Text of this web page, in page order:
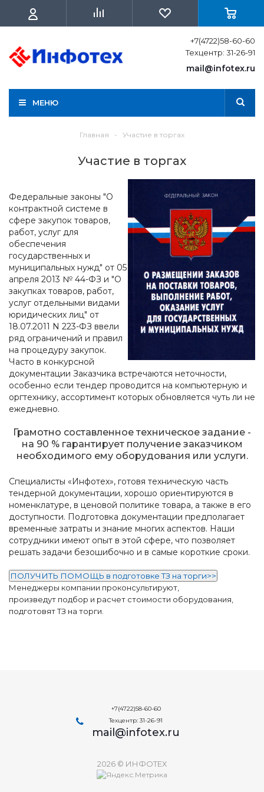
+7(4722)58-60-60
Техцентр: 31-26-91
mail@infotex.ru
МЕНЮ
Главная - Участие в торгах
Участие в торгах
Федеральные законы "О
контрактной системе в
сфере закупок товаров,
работ, услуг для
обеспечения
государственных и
муниципальных нужд" от 05
апреля 2013 № 44-ФЗ и "О
закупках товаров, работ,
услуг отдельными видами
юридических лиц" от
18.07.2011 N 223-ФЗ ввели
ряд ограничений и правил
на процедуру закупок.
Часто в конкурсной
документации Заказчика встречаются неточности,
особенно если тендер проводится на компьютерную и
оргтехнику, ассортимент которых обновляется чуть ли не
ежедневно.
Грамотно составленное техническое задание -
на 90 % гарантирует получение заказчиком
необходимого ему оборудования или услуги.
Специалисты «Инфотех», готовя техническую часть
тендерной документации, хорошо ориентируются в
номенклатуре, в ценовой политике товара, а также в его
доступности. Подготовка документации предполагает
временные затраты и знание многих аспектов. Наши
сотрудники имеют опыт в этой сфере, что позволяет
решать задачи безошибочно и в самые короткие сроки.
ПОЛУЧИТЬ ПОМОЩЬ в подготовке ТЗ на торги>>
Менеджеры компании проконсультируют,
произведут подбор и расчет стоимости оборудования,
подготовят ТЗ на торги.
+7(4722)58-60-60
Техцентр: 31-26-91
mail@infotex.ru
2026 © ИНФОТЕХ